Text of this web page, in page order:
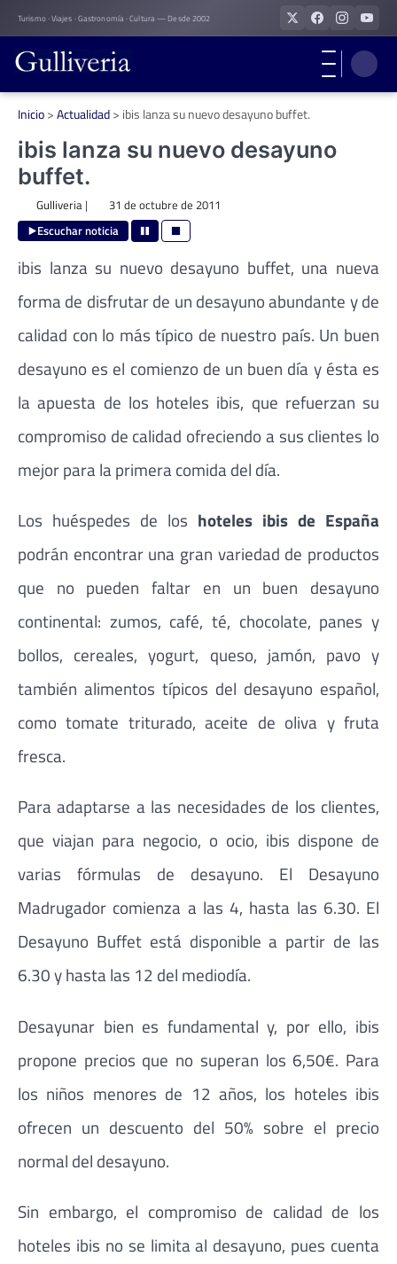
Skip
to
content
Turismo · Viajes · Gastronomía · Cultura — Desde 2002
Inicio>Actualidad> ibis lanza su nuevo desayuno buffet.
ibis lanza su nuevo desayuno
buffet.
Gulliveria| 31 de octubre de 2011
Escuchar noticia
ibis lanza su nuevo desayuno buffet, una nueva
forma de disfrutar de un desayuno abundante y de
calidad con lo más típico de nuestro país. Un buen
desayuno es el comienzo de un buen día y ésta es
la apuesta de los hoteles ibis, que refuerzan su
compromiso de calidad ofreciendo a sus clientes lo
mejor para la primera comida del día.
Los huéspedes de los hoteles ibis de España
podrán encontrar una gran variedad de productos
que no pueden faltar en un buen desayuno
continental: zumos, café, té, chocolate, panes y
bollos, cereales, yogurt, queso, jamón, pavo y
también alimentos típicos del desayuno español,
como tomate triturado, aceite de oliva y fruta
fresca.
Para adaptarse a las necesidades de los clientes,
que viajan para negocio, o ocio, ibis dispone de
varias fórmulas de desayuno. El Desayuno
Madrugador comienza a las 4, hasta las 6.30. El
Desayuno Buffet está disponible a partir de las
6.30 y hasta las 12 del mediodía.
Desayunar bien es fundamental y, por ello, ibis
propone precios que no superan los 6,50€. Para
los niños menores de 12 años, los hoteles ibis
ofrecen un descuento del 50% sobre el precio
normal del desayuno.
Sin embargo, el compromiso de calidad de los
hoteles ibis no se limita al desayuno, pues cuenta